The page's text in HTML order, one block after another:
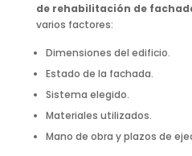
de rehabilitación de
varios factores:
Dimensiones del edificio.
Estado de la fachada.
Sistema elegido.
Materiales utilizados.
Mano de obra y plazos de